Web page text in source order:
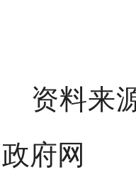
料来源
府网